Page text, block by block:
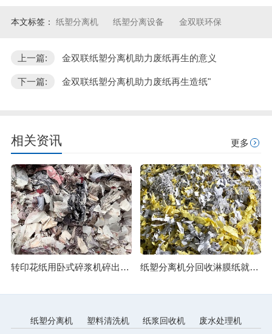
本文标签： 纸塑分离机 纸塑分离设备 金双联环保
上一篇: 金双联纸塑分离机助力废纸再生的意义
下一篇: 金双联纸塑分离机助力废纸再生造纸"
相关资讯 更多
转印花纸用卧式碎浆机碎出细腻纸浆 纸塑分离机分回收淋膜纸就是分得开
纸塑分离机 塑料清洗机 纸浆回收机 废水处理机